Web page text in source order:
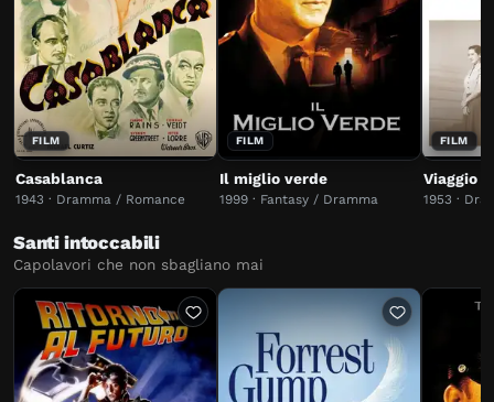
FILM
Casablanca
1943 · Dramma / Romance
FILM
Il miglio verde
1999 · Fantasy / Dramma
FILM
Viaggio
1953 ·
Santi intoccabili
Capolavori che non sbagliano mai